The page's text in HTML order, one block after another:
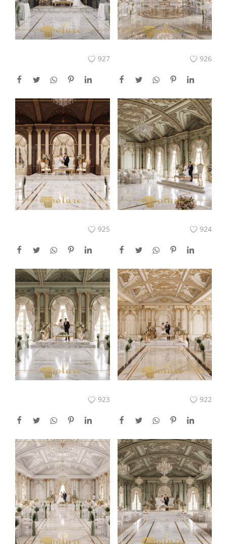
927 926
925 924
923 922